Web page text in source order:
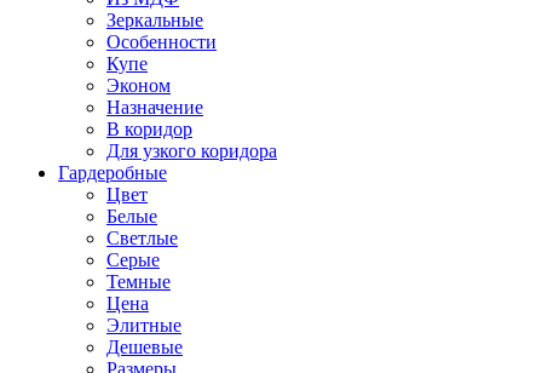
Зеркальные
Особенности
Купе
Эконом
Назначение
В коридор
Для узкого коридора
Гардеробные
Цвет
Белые
Светлые
Серые
Темные
Цена
Элитные
Дешевые
Размеры